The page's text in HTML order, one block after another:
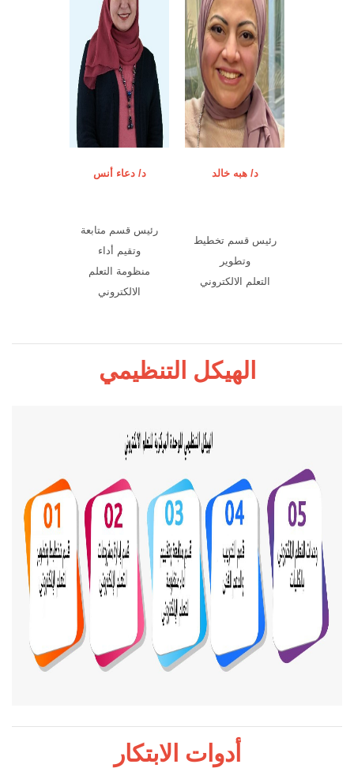
د/ هبه خالد د/ دعاء أنس
رئيس قسم تخطيط
وتطوير
التعلم الالكتروني
رئيس قسم متابعة
وتقيم أداء
منظومة التعلم
الالكتروني
الهيكل التنظيمي
أدوات الابتكار